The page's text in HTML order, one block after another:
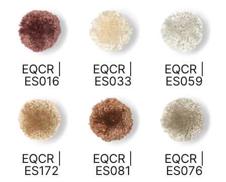
EQCR |
ES016
EQCR |
ES033
EQCR |
ES059
EQCR |
ES172
EQCR |
ES081
EQCR |
ES076